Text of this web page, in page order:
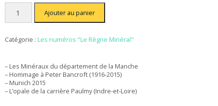
quantité
Le
Minéral
Ajouter au panier
Catégorie : Les numéros "Le Règne Minéral"
– Les Minéraux du département de la Manche
– Hommage à Peter Bancroft (1916-2015)
– Munich 2015
– L’opale de la carrière Paulmy (Indre-et-Loire)